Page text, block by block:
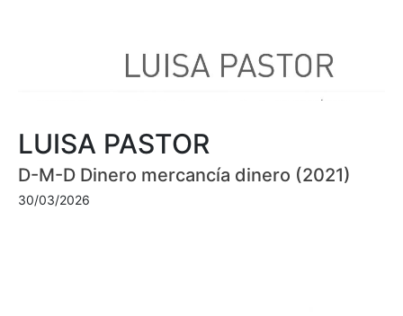
LUISA PASTOR
D-M-D Dinero mercancía dinero (2021)
30/03/2026